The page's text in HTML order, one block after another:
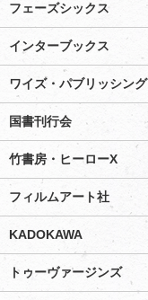
フェーズシックス
インターブックス
ワイズ・パブリッシング
国書刊行会
竹書房・ヒーローX
フィルムアート社
KADOKAWA
トゥーヴァージンズ